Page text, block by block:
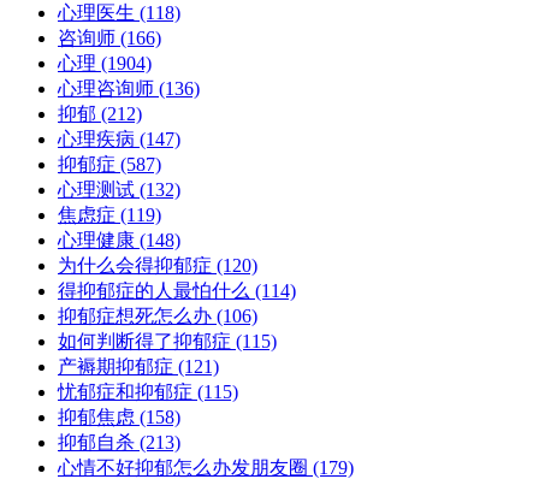
心理医生 (118)
咨询师 (166)
心理 (1904)
心理咨询师 (136)
抑郁 (212)
心理疾病 (147)
抑郁症 (587)
心理测试 (132)
焦虑症 (119)
心理健康 (148)
为什么会得抑郁症 (120)
得抑郁症的人最怕什么 (114)
抑郁症想死怎么办 (106)
如何判断得了抑郁症 (115)
产褥期抑郁症 (121)
忧郁症和抑郁症 (115)
抑郁焦虑 (158)
抑郁自杀 (213)
心情不好抑郁怎么办发朋友圈 (179)